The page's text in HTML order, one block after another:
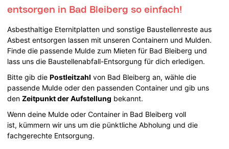
entsorgen in Bad Bleiberg so einfach!
Asbesthaltige Eternitplatten und sonstige Baustellenreste aus
Asbest entsorgen lassen mit unseren Containern und Mulden.
Finde die passende Mulde zum Mieten für Bad Bleiberg und
lass uns die Baustellenabfall-Entsorgung für dich erledigen.
Bitte gib diePostleitzahl von Bad Bleiberg an, wähle die
passende Mulde oder den passenden Container und gib uns
denZeitpunkt der Aufstellung bekannt.
Wenn deine Mulde oder Container in Bad Bleiberg voll
ist, kümmern wir uns um die pünktliche Abholung und die
fachgerechte Entsorgung.